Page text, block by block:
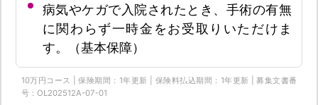
病気やケガで入院されたとき、手術の有無
に関わらず一時金をお受取りいただけま
す。（基本保障）
10万円コース | 保険期間：1年更新 | 保険料払込期間：1年更新 | 募集文書番
号：OL202512A-07-01